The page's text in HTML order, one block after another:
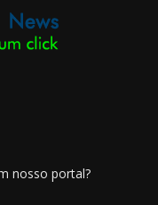
nosso portal?